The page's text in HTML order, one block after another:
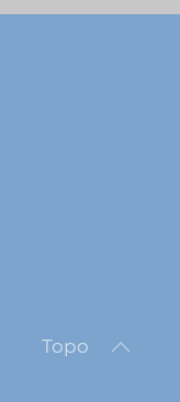
Topo